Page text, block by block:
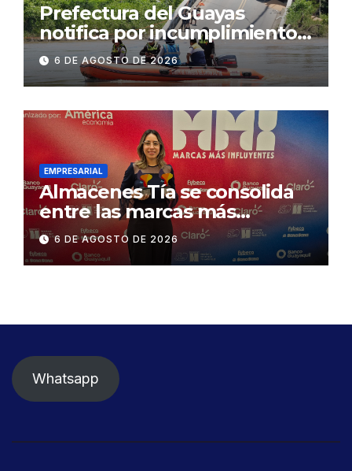
Prefectura del Guayas
notifica por incumplimiento
contractual a la
Concesionaria CONORTE y
exige celeridad en
desmontaje del puente
Gonzalo Icaza Cornejo, en
Daule
6 DE AGOSTO DE 2026
EMPRESARIAL
Almacenes Tía se consolida
entre las marcas más
influyentes del Ecuador
6 DE AGOSTO DE 2026
Whatsapp